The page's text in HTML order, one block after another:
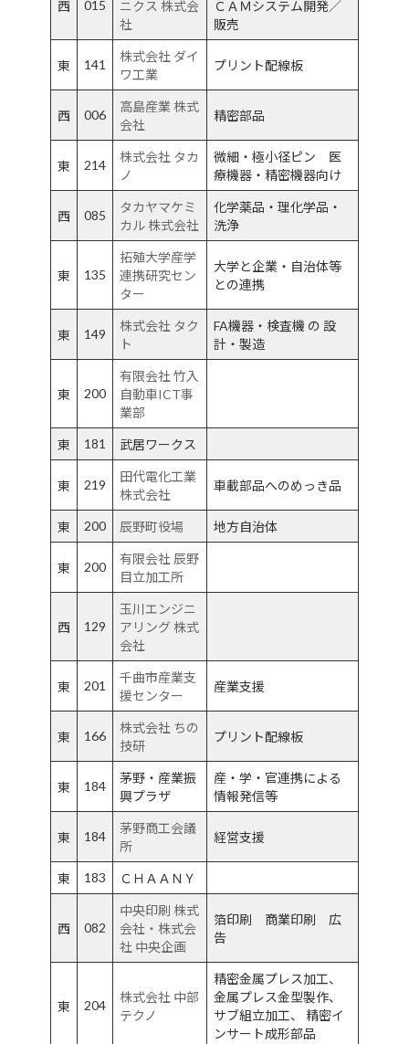
西 015
ニクス 株式会
社
ＣＡＭシステム開発／
販売
東 141
株式会社 ダイ
ワ工業
プリント配線板
西 006
高島産業 株式
会社
精密部品
東 214
株式会社 タカ
ノ
微細・極小径ピン 医
療機器・精密機器向け
西 085
タカヤマケミ
カル 株式会社
化学薬品・理化学品・
洗浄
東 135
拓殖大学産学
連携研究セン
ター
大学と企業・自治体等
との連携
東 149
株式会社 タク
ト
FA機器・検査機 の 設
計・製造
東 200
有限会社 竹入
自動車ICT事
業部
東 181 武居ワークス
東 219
田代電化工業
株式会社
車載部品へのめっき品
東 200 辰野町役場 地方自治体
東 200
有限会社 辰野
目立加工所
西 129
玉川エンジニ
アリング 株式
会社
東 201
千曲市産業支
援センター
産業支援
東 166
株式会社 ちの
技研
プリント配線板
東 184
茅野・産業振
興プラザ
産・学・官連携による
情報発信等
東 184
茅野商工会議
所
経営支援
東 183 ＣＨＡＡＮＹ
西 082
中央印刷 株式
会社・株式会
社 中央企画
箔印刷 商業印刷 広
告
東 204
株式会社 中部
テクノ
精密金属プレス加工、
金属プレス金型製作、
サブ組立加工、 精密イ
ンサート成形部品